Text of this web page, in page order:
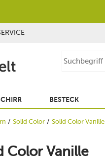
BESTECK
Solid Color Solid Color Vanille
Color Vanille